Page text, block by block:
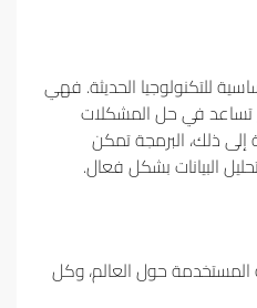
للتكنولوجيا الحديثة. فهي
تساعد في حل المشكلات
إلى ذلك، البرمجة تمكن
البيانات بشكل فعال.
المستخدمة حول العالم، وكل